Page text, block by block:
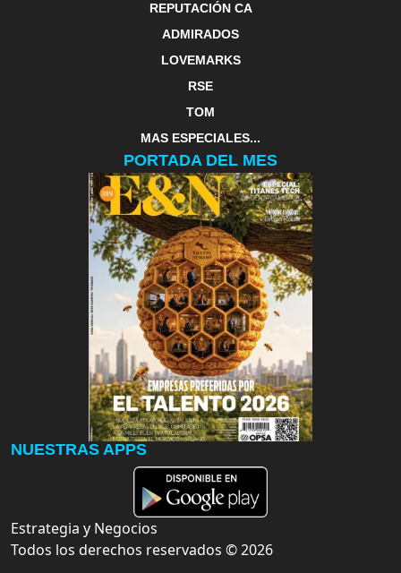
REPUTACIÓN CA
ADMIRADOS
LOVEMARKS
RSE
TOM
MAS ESPECIALES...
PORTADA DEL MES
NUESTRAS APPS
Estrategia y Negocios
Todos los derechos reservados ©2026